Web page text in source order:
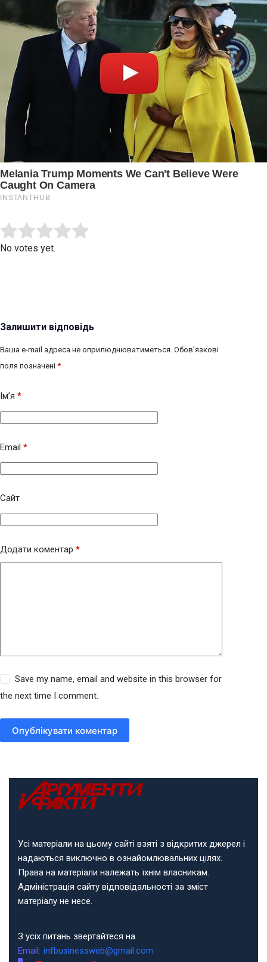
Rate this item:
No votes yet.
Залишити відповідь
Ваша e-mail адреса не оприлюднюватиметься. Обов’язкові
поля позначені *
Ім’я *
Email *
Сайт
Додати коментар *
Save my name, email and website in this browser for
the next time I comment.
Опублікувати коментар
Усі матеріали на цьому сайті взяті з відкритих джерел і
надаються виключно в ознайомлювальних цілях.
Права на матеріали належать їхнім власникам.
Адміністрація сайту відповідальності за зміст
матеріалу не несе.
З усіх питань звертайтеся на
Email: infbusinessweb@gmail.com